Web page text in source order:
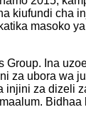
kiufundi cha
masoko
Ina
za ubora wa
za dizeli